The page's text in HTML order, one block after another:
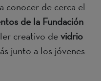
conocer de cerca el
de la Fundación
creativo devidrio
junto a los jóvenes